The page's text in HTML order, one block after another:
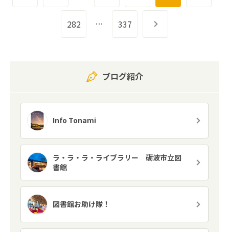
282 … 337
ブログ紹介
Info Tonami
ラ・ラ・ラ・ライブラリー 砺波市立図
書館
図書館お助け隊！